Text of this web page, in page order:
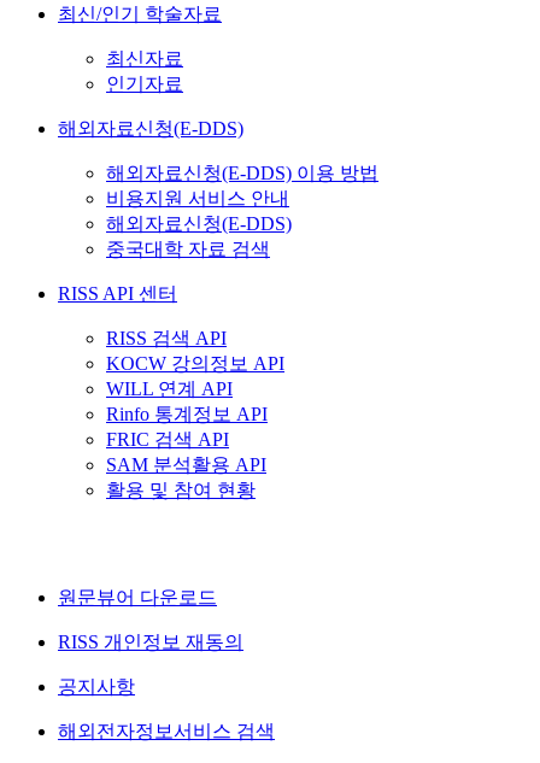
최신/인기 학술자료
최신자료
인기자료
해외자료신청(E-DDS)
해외자료신청(E-DDS) 이용 방법
비용지원 서비스 안내
해외자료신청(E-DDS)
중국대학 자료 검색
RISS API 센터
RISS 검색 API
KOCW 강의정보 API
WILL 연계 API
Rinfo 통계정보 API
FRIC 검색 API
SAM 분석활용 API
활용 및 참여 현황
원문뷰어 다운로드
RISS 개인정보 재동의
공지사항
해외전자정보서비스 검색